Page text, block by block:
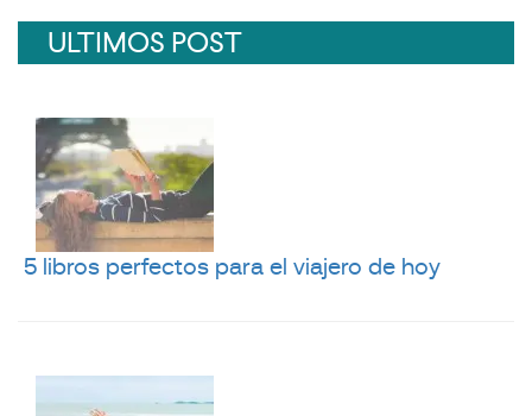
ULTIMOS POST
5 libros perfectos para el viajero de hoy